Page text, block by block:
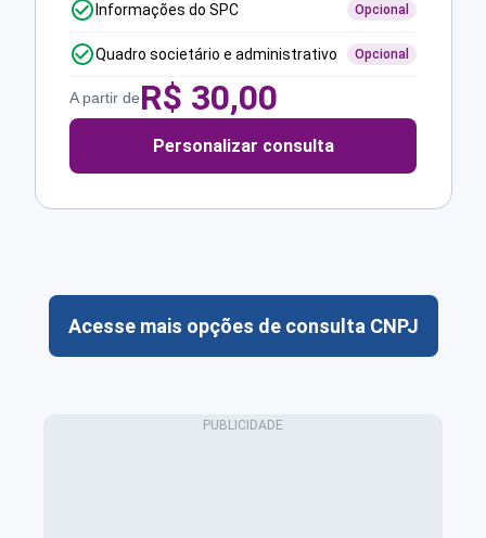
Informações do SPC Opcional
Quadro societário e administrativo Opcional
A partir deR$ 30,00
Personalizar consulta
Acesse mais opções de consulta CNPJ